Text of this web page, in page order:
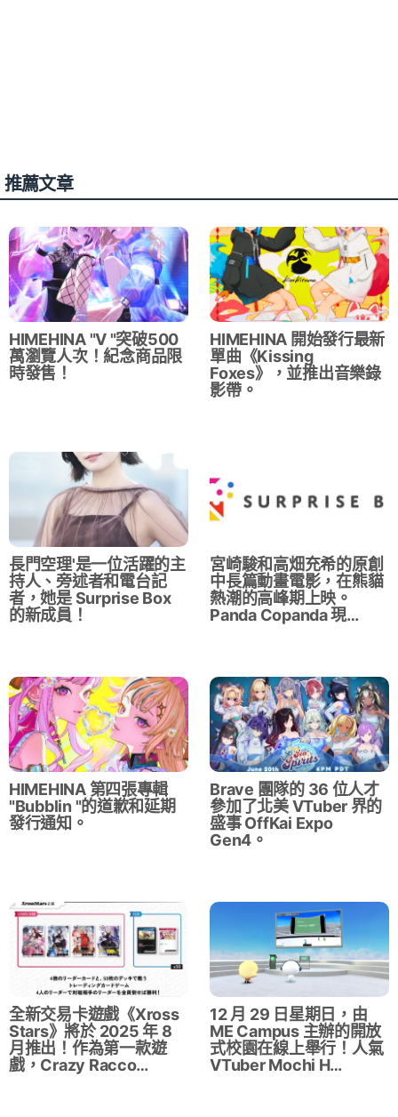
推薦文章
HIMEHINA "V "突破500
萬瀏覽人次！紀念商品限
時發售！
HIMEHINA 開始發行最新
單曲《Kissing
Foxes》，並推出音樂錄
影帶。
長門空理'是一位活躍的主
持人、旁述者和電台記
者，她是 Surprise Box
的新成員！
宮崎駿和高畑充希的原創
中長篇動畫電影，在熊貓
熱潮的高峰期上映。
Panda Copanda 現…
HIMEHINA 第四張專輯
"Bubblin "的道歉和延期
發行通知。
Brave 團隊的 36 位人才
參加了北美 VTuber 界的
盛事 OffKai Expo
Gen4。
全新交易卡遊戲《Xross
Stars》將於 2025 年 8
月推出！作為第一款遊
戲，Crazy Racco…
12 月 29 日星期日，由
ME Campus 主辦的開放
式校園在線上舉行！人氣
VTuber Mochi H…